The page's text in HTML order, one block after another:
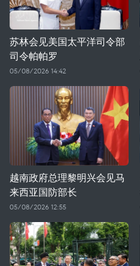
苏林会见美国太平洋司令部
司令帕帕罗
05/08/2026 14:42
越南政府总理黎明兴会见马
来西亚国防部长
05/08/2026 12:55